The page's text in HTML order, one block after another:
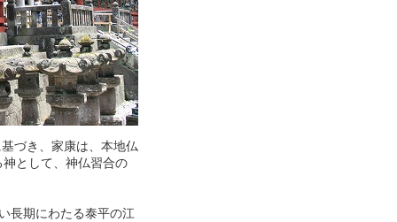
づき、家康は、本地仏
として、神仏習合の
長期にわたる泰平の江